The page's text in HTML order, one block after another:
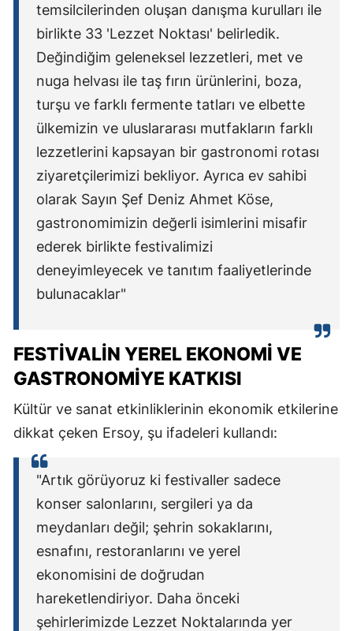
temsilcilerinden oluşan danışma kurulları ile
birlikte 33 'Lezzet Noktası' belirledik.
Değindiğim geleneksel lezzetleri, met ve
nuga helvası ile taş fırın ürünlerini, boza,
turşu ve farklı fermente tatları ve elbette
ülkemizin ve uluslararası mutfakların farklı
lezzetlerini kapsayan bir gastronomi rotası
ziyaretçilerimizi bekliyor. Ayrıca ev sahibi
olarak Sayın Şef Deniz Ahmet Köse,
gastronomimizin değerli isimlerini misafir
ederek birlikte festivalimizi
deneyimleyecek ve tanıtım faaliyetlerinde
bulunacaklar"
FESTIVALIN YEREL EKONOMI VE
GASTRONOMIYE KATKISI
Kültür ve sanat etkinliklerinin ekonomik etkilerine
dikkat çeken Ersoy, şu ifadeleri kullandı:
"Artık görüyoruz ki festivaller sadece
konser salonlarını, sergileri ya da
meydanları değil; şehrin sokaklarını,
esnafını, restoranlarını ve yerel
ekonomisini de doğrudan
hareketlendiriyor. Daha önceki
şehirlerimizde Lezzet Noktalarında yer